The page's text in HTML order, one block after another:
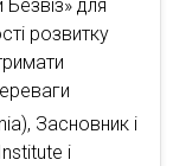
для
розвитку
Засновник і
і